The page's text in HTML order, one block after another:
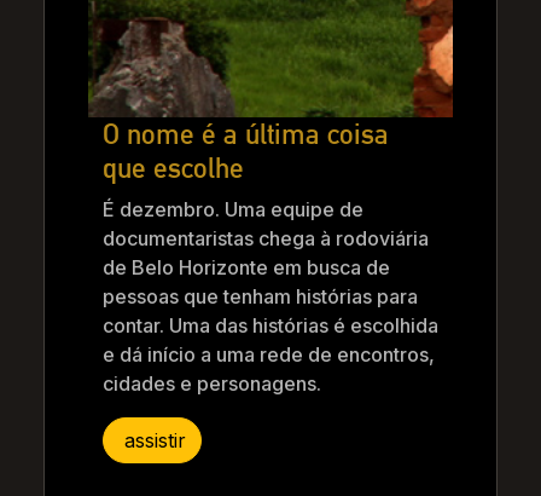
O nome é a última coisa
que escolhe
É dezembro. Uma equipe de
documentaristas chega à rodoviária
de Belo Horizonte em busca de
pessoas que tenham histórias para
contar. Uma das histórias é escolhida
e dá início a uma rede de encontros,
cidades e personagens.
assistir